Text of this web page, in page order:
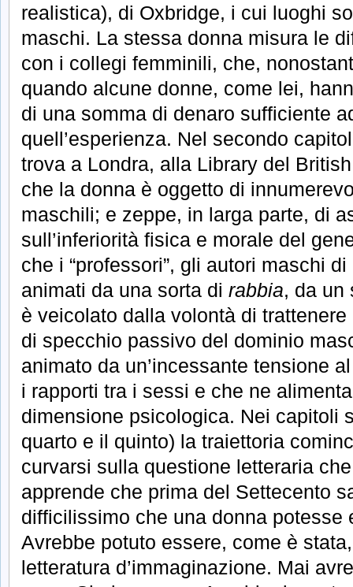
realistica), di Oxbridge, i cui luoghi
maschi. La stessa donna misura le
con i collegi femminili, che,
quando alcune donne, come lei,
di una somma di denaro sufficiente
quell’esperienza. Nel secondo
trova a Londra, alla Library del
che la donna è oggetto di
maschili; e zeppe, in larga parte, di
sull’inferiorità fisica e morale del
che i “professori”, gli autori maschi
animati da una sorta di rabbia, da un
è veicolato dalla volontà di
di specchio passivo del dominio
animato da un’incessante tensione
i rapporti tra i sessi e che ne
dimensione psicologica. Nei capitoli
quarto e il quinto) la traiettoria
curvarsi sulla questione letteraria
apprende che prima del Settecento
difficilissimo che una donna potesse
Avrebbe potuto essere, come è
letteratura d’immaginazione. Mai